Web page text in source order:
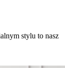
stylu to nasz